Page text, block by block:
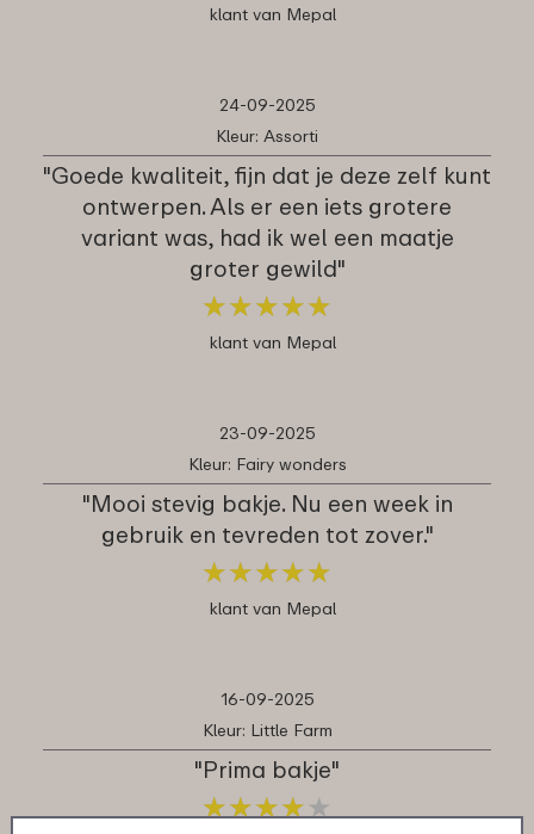
klant van Mepal
24-09-2025
Kleur: Assorti
"Goede kwaliteit, fijn dat je deze zelf kunt
ontwerpen. Als er een iets grotere
variant was, had ik wel een maatje
groter gewild"
★★★★★
★★★★★
klant van Mepal
23-09-2025
Kleur: Fairy wonders
"Mooi stevig bakje. Nu een week in
gebruik en tevreden tot zover."
★★★★★
★★★★★
klant van Mepal
16-09-2025
Kleur: Little Farm
"Prima bakje"
★★★★ ★
★★★★ ★